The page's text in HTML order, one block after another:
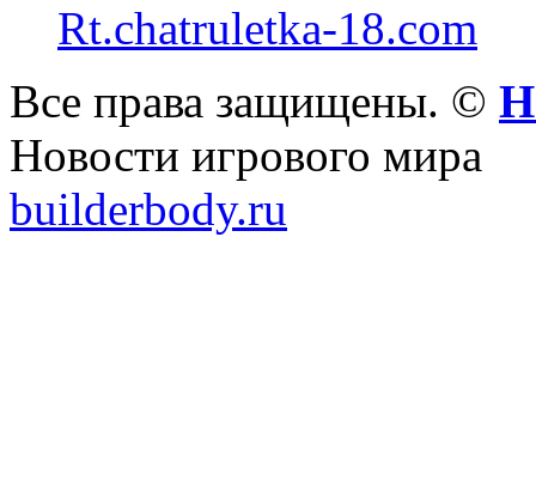
Rt.chatruletka-18.com
Все права защищены. ©
Новости игрового мира
builderbody.ru